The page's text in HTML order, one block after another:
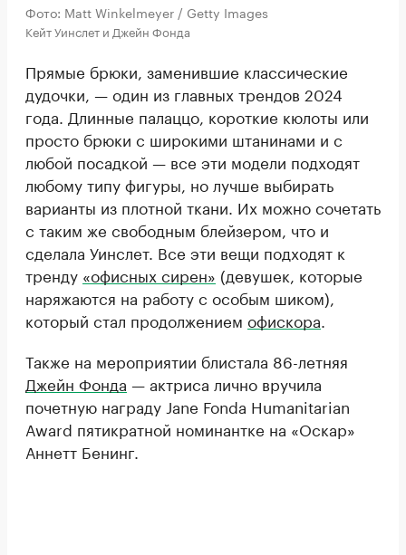
Фото: Matt Winkelmeyer / Getty Images
Кейт Уинслет и Джейн Фонда
Прямые брюки, заменившие классические
дудочки, — один из главных трендов 2024
года. Длинные палаццо, короткие кюлоты или
просто брюки с широкими штанинами и с
любой посадкой — все эти модели подходят
любому типу фигуры, но лучше выбирать
варианты из плотной ткани. Их можно сочетать
с таким же свободным блейзером, что и
сделала Уинслет. Все эти вещи подходят к
тренду «офисных сирен» (девушек, которые
наряжаются на работу с особым шиком),
который стал продолжением офискора
Также на мероприятии блистала 86-летняя
Джейн Фонда — актриса лично вручила
почетную награду Jane Fonda Humanitarian
Award пятикратной номинантке на «Оскар»
Аннетт Бенинг.